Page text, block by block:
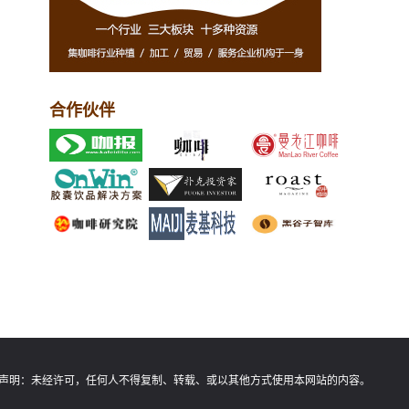
合作伙伴
明： 未经许可，任何人不得复制、转载、或以其他方式使用本网站的内容。